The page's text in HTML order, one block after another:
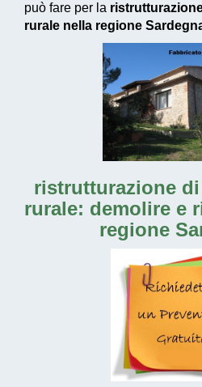
può fare per la
rurale nella regione
ristrutturazione
rurale: demolire e
regione